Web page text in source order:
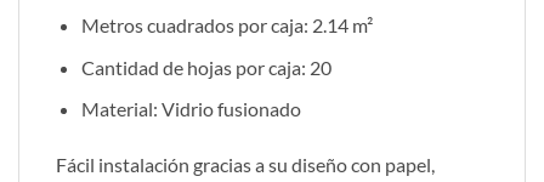
Metros cuadrados por caja: 2.14 m²
Cantidad de hojas por caja: 20
Material: Vidrio fusionado
Fácil instalación gracias a su diseño con papel,